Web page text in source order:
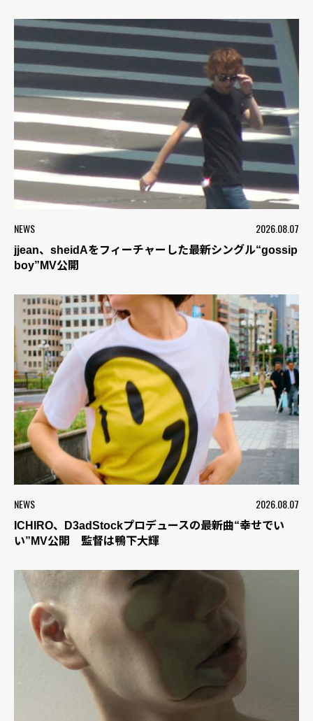
NEWS 2026.08.07
jjean、sheidAをフィーチャーした最新シングル“gossip
boy”MV公開
NEWS 2026.08.07
ICHIRO、D3adStockプロデュースの最新曲“幸せでい
い”MV公開 監督は鴨下大輝